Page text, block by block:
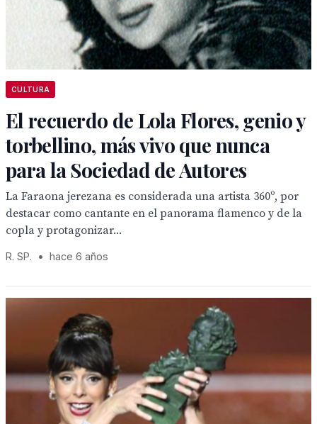
CULTURA
El recuerdo de Lola Flores, genio y
torbellino, más vivo que nunca
para la Sociedad de Autores
La Faraona jerezana es considerada una artista 360º, por
destacar como cantante en el panorama flamenco y de la
copla y protagonizar...
R. SP. • hace 6 años